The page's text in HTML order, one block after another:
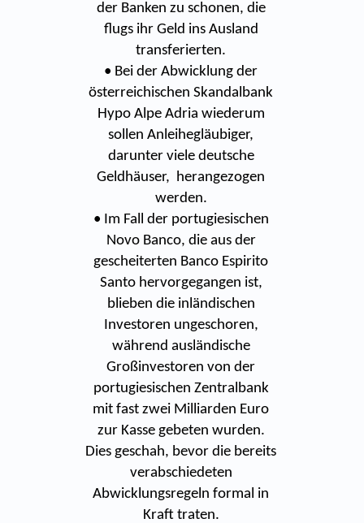
der Banken zu schonen, die
flugs ihr Geld ins Ausland
transferierten.
• Bei der Abwicklung der
österreichischen Skandalbank
Hypo Alpe Adria wiederum
sollen Anleihegläubiger,
darunter viele deutsche
Geldhäuser, herangezogen
werden.
• Im Fall der portugiesischen
Novo Banco, die aus der
gescheiterten Banco Espirito
Santo hervorgegangen ist,
blieben die inländischen
Investoren ungeschoren,
während ausländische
Großinvestoren von der
portugiesischen Zentralbank
mit fast zwei Milliarden Euro
zur Kasse gebeten wurden.
Dies geschah, bevor die bereits
verabschiedeten
Abwicklungsregeln formal in
Kraft traten.